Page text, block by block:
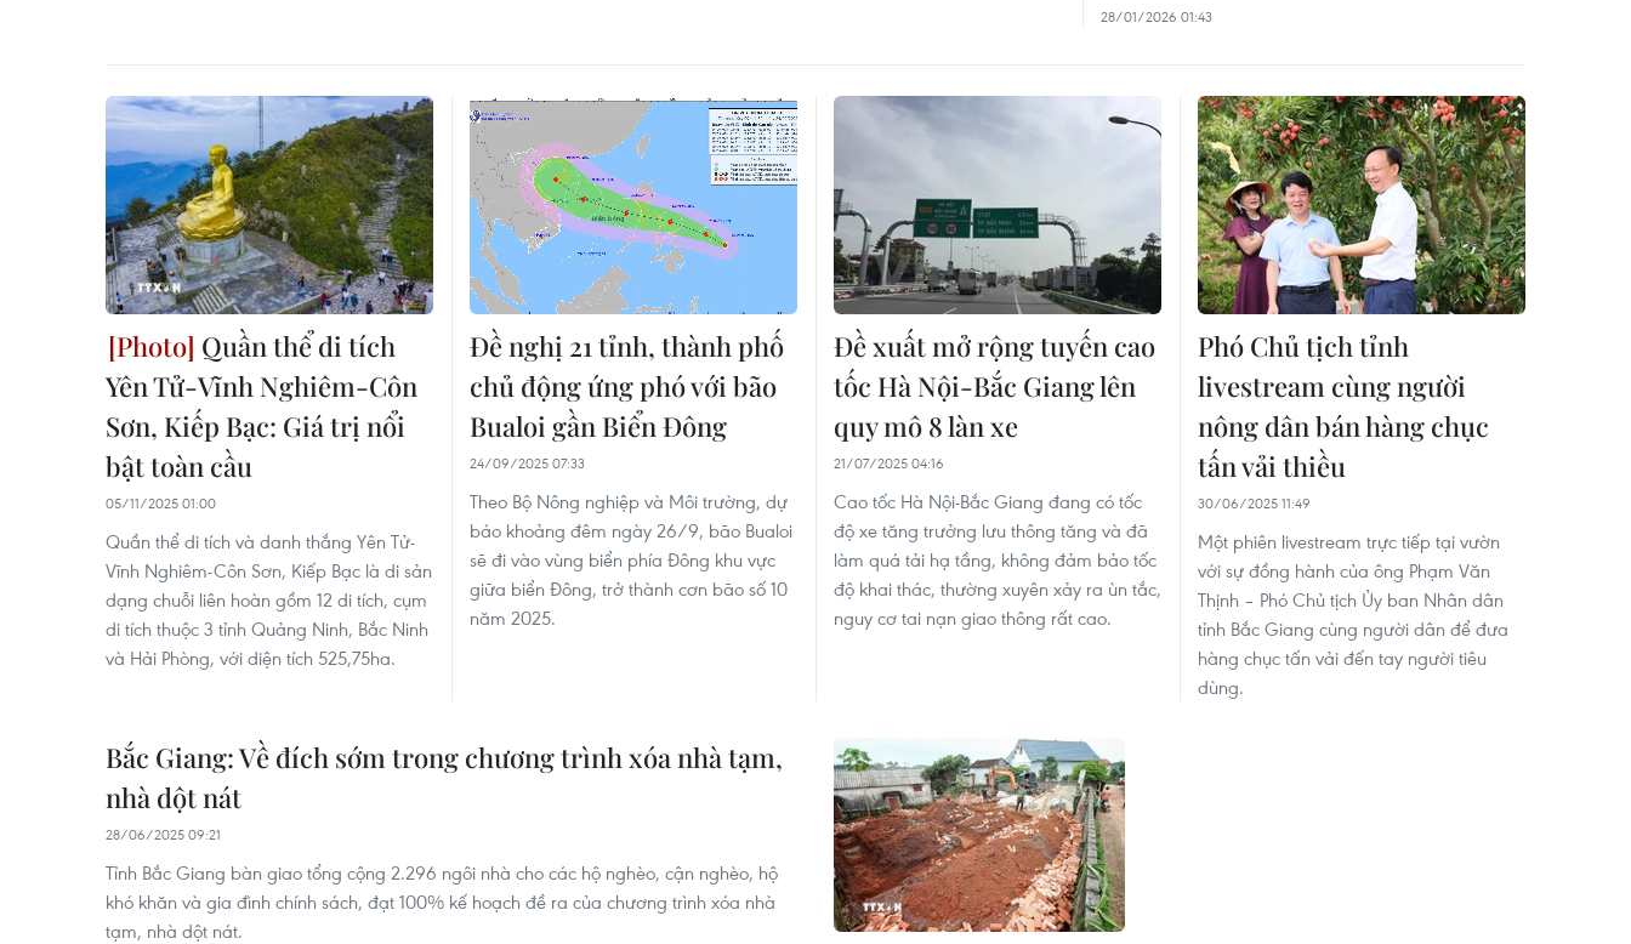
28/01/2026 01:43
Quần thể di tích
Yên Tử-Vĩnh Nghiêm-Côn
Sơn, Kiếp Bạc: Giá trị nổi
bật toàn cầu
05/11/2025 01:00
Quần thể di tích và danh thắng Yên Tử-
Vĩnh Nghiêm-Côn Sơn, Kiếp Bạc là di sản
dạng chuỗi liên hoàn gồm 12 di tích, cụm
di tích thuộc 3 tỉnh Quảng Ninh, Bắc Ninh
và Hải Phòng, với diện tích 525,75ha.
Đề nghị 21 tỉnh, thành phố
chủ động ứng phó với bão
Bualoi gần Biển Đông
24/09/2025 07:33
Theo Bộ Nông nghiệp và Môi trường, dự
báo khoảng đêm ngày 26/9, bão Bualoi
sẽ đi vào vùng biển phía Đông khu vực
giữa biển Đông, trở thành cơn bão số 10
năm 2025.
Đề xuất mở rộng tuyến cao
tốc Hà Nội-Bắc Giang lên
quy mô 8 làn xe
21/07/2025 04:16
Cao tốc Hà Nội-Bắc Giang đang có tốc
độ xe tăng trưởng lưu thông tăng và đã
làm quá tải hạ tầng, không đảm bảo tốc
độ khai thác, thường xuyên xảy ra ùn tắc,
nguy cơ tai nạn giao thông rất cao.
Phó Chủ tịch tỉnh
livestream cùng người
nông dân bán hàng chục
tấn vải thiều
30/06/2025 11:49
Một phiên livestream trực tiếp tại vườn
với sự đồng hành của ông Phạm Văn
Thịnh – Phó Chủ tịch Ủy ban Nhân dân
tỉnh Bắc Giang cùng người dân để đưa
hàng chục tấn vải đến tay người tiêu
dùng.
Bắc Giang: Về đích sớm trong chương trình xóa nhà tạm,
nhà dột nát
28/06/2025 09:21
Tỉnh Bắc Giang bàn giao tổng cộng 2.296 ngôi nhà cho các hộ nghèo, cận nghèo, hộ
khó khăn và gia đình chính sách, đạt 100% kế hoạch đề ra của chương trình xóa nhà
tạm, nhà dột nát.